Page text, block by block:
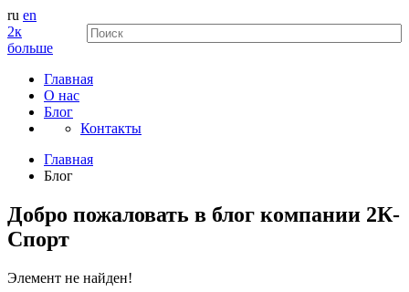
ru en
2к
больше
Главная
О нас
Блог
Контакты
Главная
Блог
Добро пожаловать в блог компании 2К-
Спорт
Элемент не найден!